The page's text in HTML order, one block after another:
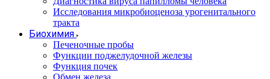
Исследования микробиоценоза урогенитального
тракта
Биохимия
Печеночные пробы
Функции поджелудочной железы
Функция почек
Обмен железа